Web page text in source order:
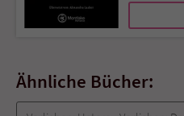
Ähnliche Bücher: